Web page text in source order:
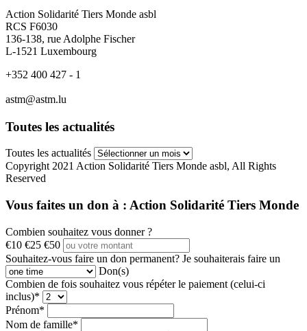
Action Solidarité Tiers Monde asbl
RCS F6030
136-138, rue Adolphe Fischer
L-1521 Luxembourg
+352 400 427 - 1
astm@astm.lu
Toutes les actualités
Toutes les actualités
Copyright 2021 Action Solidarité Tiers Monde asbl, All Rights
Reserved
Vous faites un don à : Action Solidarité Tiers Monde
Combien souhaitez vous donner ?
€10 €25 €50
Souhaitez-vous faire un don permanent? Je souhaiterais faire un
Don(s)
Combien de fois souhaitez vous répéter le paiement (celui-ci
inclus)*
Prénom*
Nom de famille*